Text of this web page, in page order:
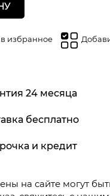
избранное
24 месяца
бесплатно
и кредит
на сайте могут